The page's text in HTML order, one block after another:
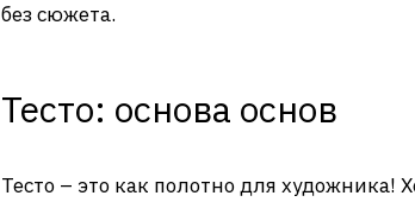
без сюжета.
Тесто: основа основ
Тесто – это как полотно для художника!